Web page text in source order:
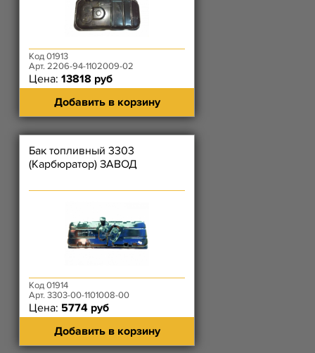
Код 01913
Арт. 2206-94-1102009-02
Цена: 13818 руб
Добавить в корзину
Бак топливный 3303
(Карбюратор) ЗАВОД
Код 01914
Арт. 3303-00-1101008-00
Цена: 5774 руб
Добавить в корзину